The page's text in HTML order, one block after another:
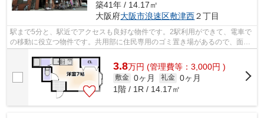
築41年 / 14.17㎡
大阪府大阪市浪速区敷津西２丁目
駅まで5分と、駅近でアクセスも良好な物件です。2駅利用ができて、電車で
の移動に役立つ物件です。共用部に住民専用のゴミ置き場があるので、面倒
3.8万円 (管理費等：3,000円 )
敷金 0ヶ月 礼金 0ヶ月
1階 / 1R / 14.17㎡